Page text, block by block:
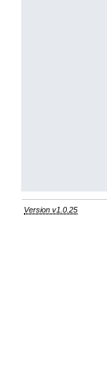
Version v1.0.25